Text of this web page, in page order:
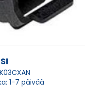
1-7 päivää